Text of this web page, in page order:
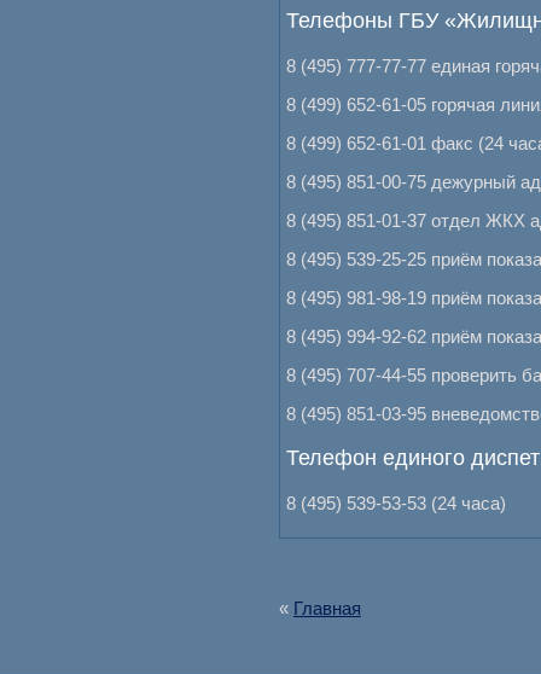
Телефоны ГБУ
8 (495) 777-77-77 единая
8 (499) 652-61-05 горячая
8 (499) 652-61-01 факс (24
8 (495) 851-00-75 дежурный
8 (495) 851-01-37 отдел ЖКХ
8 (495) 539-25-25 приём
8 (495) 981-98-19 приём
8 (495) 994-92-62 приём
8 (495) 707-44-55 проверить
8 (495) 851-03-95
Телефон единого
8 (495) 539-53-53 (24 часа)
« Главная